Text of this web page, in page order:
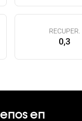
RECUPER.
0,3
en